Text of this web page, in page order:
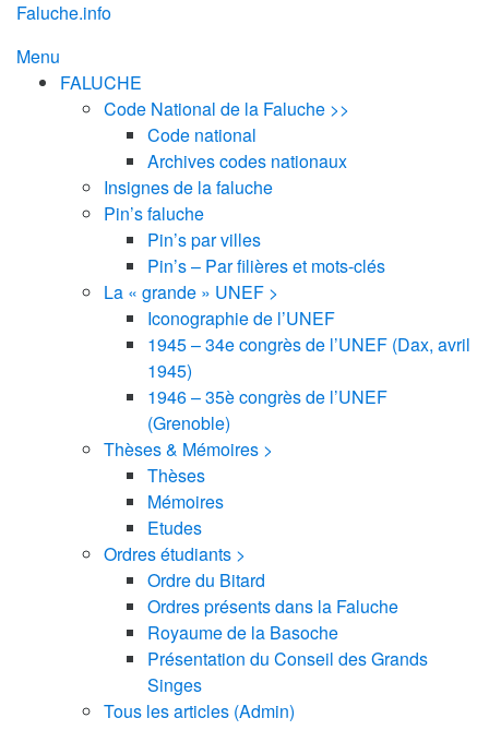
Aller
contenu
Faluche.info
Menu
FALUCHE
Code National de la Faluche >>
Code national
Archives codes nationaux
Insignes de la faluche
Pin’s faluche
Pin’s par villes
Pin’s – Par filières et mots-clés
La « grande » UNEF >
Iconographie de l’UNEF
1945 – 34e congrès de l’UNEF (Dax, avril
1945)
1946 – 35è congrès de l’UNEF
(Grenoble)
Thèses & Mémoires >
Thèses
Mémoires
Etudes
Ordres étudiants >
Ordre du Bitard
Ordres présents dans la Faluche
Royaume de la Basoche
Présentation du Conseil des Grands
Singes
Tous les articles (Admin)